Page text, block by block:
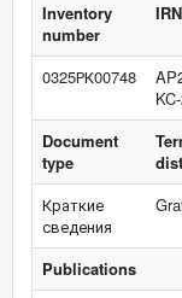
Inventory
number
IRN
0325РК00748
Document
type
Краткие
сведения
Publications